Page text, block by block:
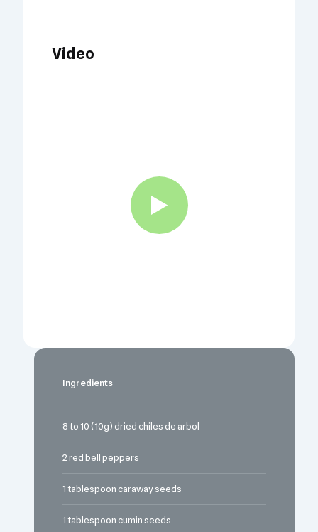
Video
Ingredients
8 to 10 (10g) dried chiles de arbol
2 red bell peppers
1 tablespoon caraway seeds
1 tablespoon cumin seeds